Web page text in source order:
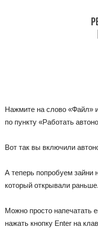
Нажмите на слово «Файл»
по пункту «Работать
Вот так вы включили
А теперь попробуем зайни
который открывали раньше.
Можно просто напечатать
нажать кнопку Enter на